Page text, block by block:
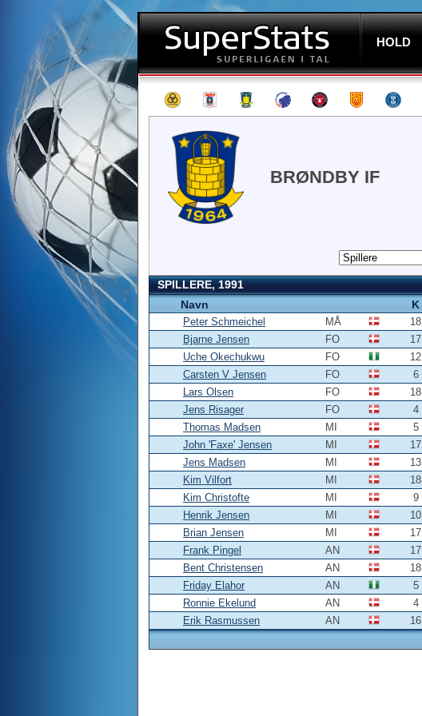
HOLD
BRØNDBY IF
SPILLERE, 1991
Navn
K
Peter Schmeichel MÅ 18
Bjarne Jensen
FO 17
Uche Okechukwu
FO 12
Carsten V Jensen
FO 6
Lars Olsen
FO 18
Jens Risager
FO 4
Thomas Madsen
MI 5
John 'Faxe' Jensen
MI 17
Jens Madsen
MI 13
Kim Vilfort
MI 18
Kim Christofte
MI 9
Henrik Jensen
MI 10
Brian Jensen
MI 17
Frank Pingel
AN 17
Bent Christensen
AN 18
Friday Elahor
AN 5
Ronnie Ekelund
AN 4
Erik Rasmussen
AN 16